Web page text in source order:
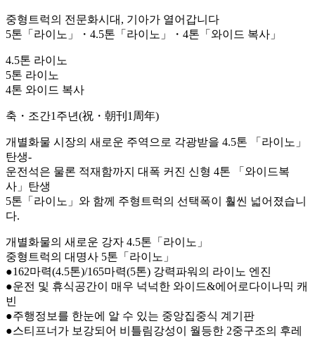
중형트럭의 전문화시대, 기아가 열어갑니다
5톤「라이노」・4.5톤「라이노」・4톤「와이드 복사」
4.5톤 라이노
5톤 라이노
4톤 와이드 복사
축・조간1주년(祝・朝刊1周年)
개별화물 시장의 새로운 주역으로 각광받을 4.5톤 「라이노」
탄생-
운전석은 물론 적재함까지 대폭 커진 신형 4톤 「와이드복
사」탄생
5톤「라이노」와 함께 주형트럭의 선택폭이 훨씬 넓어졌습니
다.
개별화물의 새로운 강자 4.5톤「라이노」
중형트럭의 대명사 5톤「라이노」
●162마력(4.5톤)/165마력(5톤) 강력파워의 라이노 엔진
●운전 및 휴식공간이 매우 넉넉한 와이드&에어로다이나믹 캐
빈
●주행정보를 한눈에 알 수 있는 중앙집중식 계기판
●스티프너가 보강되어 비틀림강성이 월등한 2중구조의 후레